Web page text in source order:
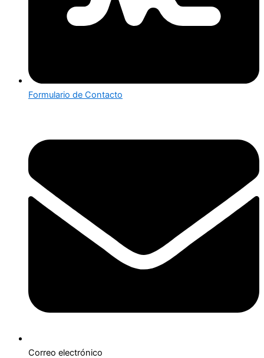
Formulario de Contacto
Correo electrónico